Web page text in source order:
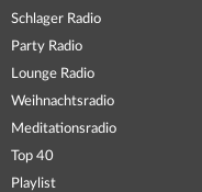
Schlager Radio
Party Radio
Lounge Radio
Weihnachtsradio
Meditationsradio
Top 40
Playlist